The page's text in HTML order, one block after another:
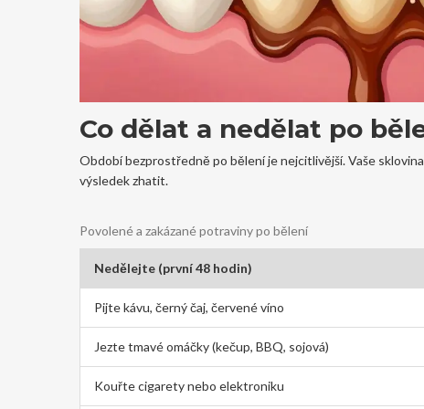
Co dělat a nedělat po
Období bezprostředně po bělení je nejcitlivější. Vaše
výsledek zhatit.
Povolené a zakázané potraviny po bělení
Nedělejte (první 48 hodin)
Pijte kávu, černý čaj, červené víno
Jezte tmavé omáčky (kečup, BBQ, sojová)
Kouřte cigarety nebo elektroniku